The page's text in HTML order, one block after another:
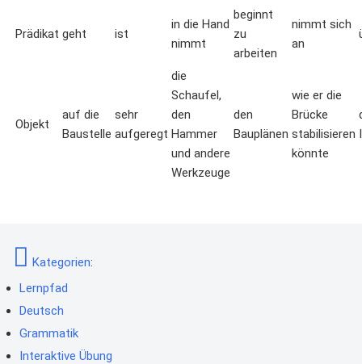
Prädikat geht ist
in die Hand
nimmt
beginnt
zu
arbeiten
nimmt sich
an
Objekt
auf die
Baustelle
sehr
aufgeregt
die
Schaufel,
den
Hammer
und andere
Werkzeuge
den
Bauplänen
wie er die
Brücke
stabilisieren
könnte
Kategorien:
Lernpfad
Deutsch
Grammatik
Interaktive Übung